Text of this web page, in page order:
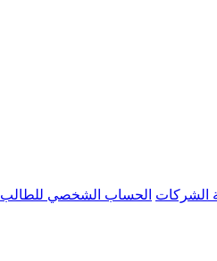
الشركات الحساب الشخصي للطالب